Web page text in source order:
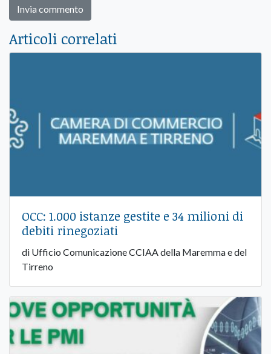
Articoli correlati
OCC: 1.000 istanze gestite e 34 milioni di
debiti rinegoziati
di Ufficio Comunicazione CCIAA della Maremma e del
Tirreno